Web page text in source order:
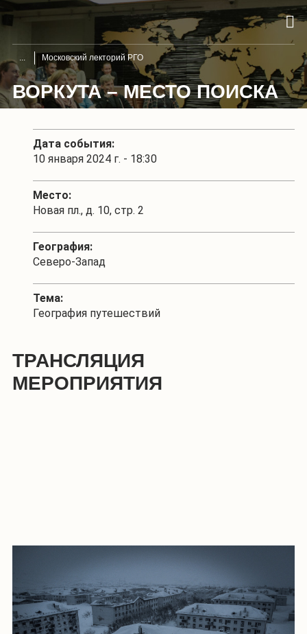
Московский лекторий РГО
ВОРКУТА – МЕСТО ПОИСКА
Дата события:
10 января 2024 г. - 18:30
Место:
Новая пл., д. 10, стр. 2
География:
Северо-Запад
Тема:
География путешествий
ТРАНСЛЯЦИЯ
МЕРОПРИЯТИЯ